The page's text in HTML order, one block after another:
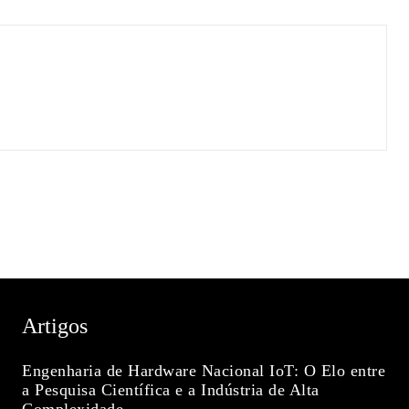
Artigos
Engenharia de Hardware Nacional IoT: O Elo entre
a Pesquisa Científica e a Indústria de Alta